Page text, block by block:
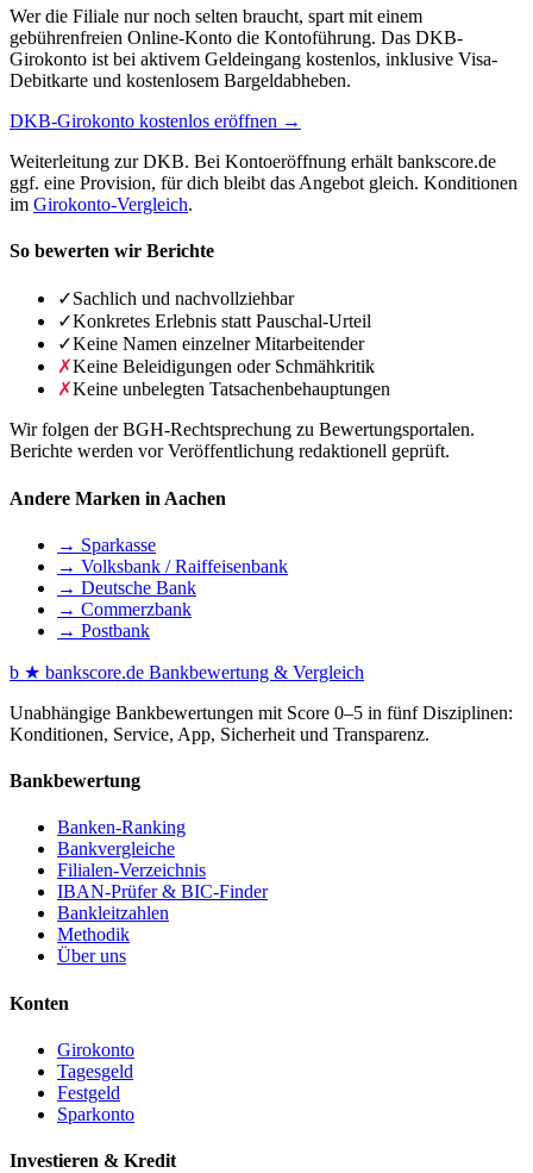
Wer die Filiale nur noch selten braucht, spart mit einem
gebührenfreien Online-Konto die Kontoführung. Das DKB-
Girokonto ist bei aktivem Geldeingang kostenlos, inklusive Visa-
Debitkarte und kostenlosem Bargeldabheben.
DKB-Girokonto kostenlos eröffnen →
Weiterleitung zur DKB. Bei Kontoeröffnung erhält bankscore.de
ggf. eine Provision, für dich bleibt das Angebot gleich. Konditionen
im Girokonto-Vergleich.
So bewerten wir Berichte
✓Sachlich und nachvollziehbar
✓Konkretes Erlebnis statt Pauschal-Urteil
✓Keine Namen einzelner Mitarbeitender
✗Keine Beleidigungen oder Schmähkritik
✗Keine unbelegten Tatsachenbehauptungen
Wir folgen der BGH-Rechtsprechung zu Bewertungsportalen.
Berichte werden vor Veröffentlichung redaktionell geprüft.
Andere Marken in Aachen
→ Sparkasse
→ Volksbank / Raiffeisenbank
→ Deutsche Bank
→ Commerzbank
→ Postbank
b ★ bankscore.de Bankbewertung & Vergleich
Unabhängige Bankbewertungen mit Score 0–5 in fünf Disziplinen:
Konditionen, Service, App, Sicherheit und Transparenz.
Bankbewertung
Banken-Ranking
Bankvergleiche
Filialen-Verzeichnis
IBAN-Prüfer & BIC-Finder
Bankleitzahlen
Methodik
Über uns
Konten
Girokonto
Tagesgeld
Festgeld
Sparkonto
Investieren & Kredit